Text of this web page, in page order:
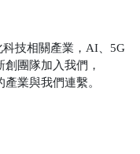
技相關產業，AI、5G
團隊加入我們，
業與我們連繫。